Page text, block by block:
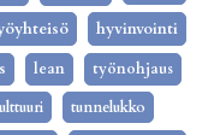
hyvinvointi
lean
työnohjaus
tunnelukko